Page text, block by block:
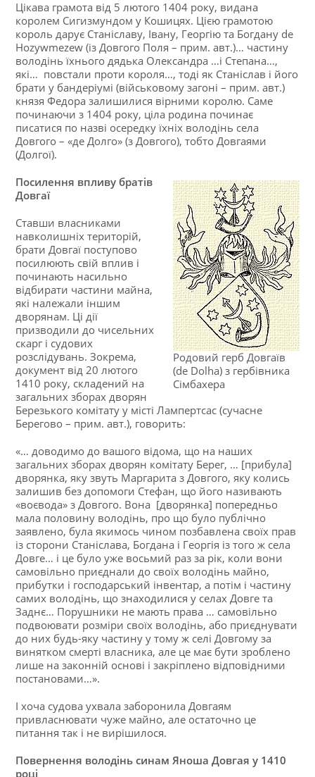
Цікава грамота від 5 лютого 1404 року, видана
королем Сигизмундом у Кошицях. Цією грамотою
король дарує Станіславу, Івану, Георгію та Богдану de
Hozywmezew (із Довгого Поля – прим. авт.)… частину
володінь їхнього дядька Олександра …і Степана…,
які… повстали проти короля…, тоді як Станіслав і його
брати у бандеріумі (військовому загоні – прим. авт.)
князя Федора залишилися вірними королю. Саме
починаючи з 1404 року, ціла родина починає
писатися по назві осередку їхніх володінь села
Довгого – «де Долго» (з Довгого), тобто Довгаями
(Долгої).
Родовий герб Довгаїв
(de Dolha) з гербівника
Сімбахера
Посилення впливу братів
Довгаї
Ставши власниками
навколишніх територій,
брати Довгаї поступово
посилюють свій вплив і
починають насильно
відбирати частини майна,
які належали іншим
дворянам. Ці дії
призводили до чисельних
скарг і судових
розслідувань. Зокрема,
документ від 20 лютого
1410 року, складений на
загальних зборах дворян
Березького комітату у місті Лампертсас (сучасне
Берегово – прим. авт.), говорить:
«… доводимо до вашого відома, що на наших
загальних зборах дворян комітату Берег, … [прибула]
дворянка, яку звуть Маргарита з Довгого, яку колись
залишив без допомоги Стефан, що його називають
«воєвода» з Довгого. Вона [дворянка] попередньо
мала половину володінь, про що було публічно
заявлено, була якимось чином позбавлена своїх прав
із сторони Станіслава, Богдана і Георгія із того ж села
Довге… і це було уже восьмий раз за рік, коли вони
самовільно приєднали до своїх володінь майно,
прибутки і господарський інвентар, а потім і частину
самих володінь, що знаходилися у селах Довге та
Заднє… Порушники не мають права … самовільно
подвоювати розміри своїх володінь, або приєднувати
до них будь-яку частину у тому ж селі Довгому за
винятком смерті власника, але це має бути зроблено
лише на законній основі і закріплено відповідними
постановами…».
І хоча судова ухвала заборонила Довгаям
привласнювати чуже майно, але остаточно це
питання так і не вирішилося.
Повернення володінь синам Яноша Довгая у 1410
році